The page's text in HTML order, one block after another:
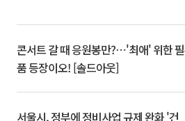
콘서트 갈 때 응원봉만?⋯'최애' 위한
품 등장이오! [솔드아웃]
서울시, 정부에 정비사업 규제 완화 '건